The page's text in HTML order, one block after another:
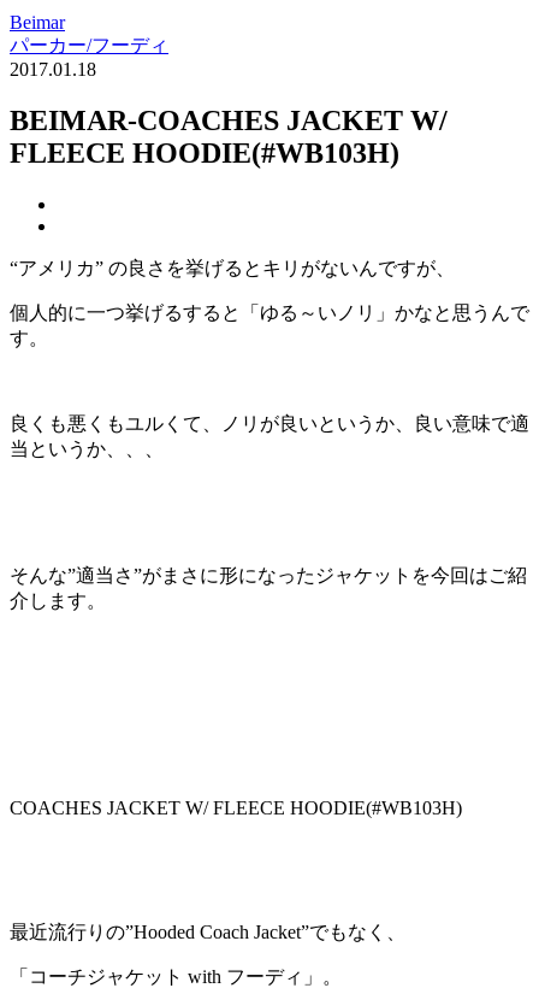
Beimar
パーカー/フーディ
2017.01.18
BEIMAR-COACHES JACKET W/
FLEECE HOODIE(#WB103H)
“アメリカ” の良さを挙げるとキリがないんですが、
個人的に一つ挙げるすると「ゆる～いノリ」かなと思うんで
す。
良くも悪くもユルくて、ノリが良いというか、良い意味で適
当というか、、、
そんな”適当さ”がまさに形になったジャケットを今回はご紹
介します。
COACHES JACKET W/ FLEECE HOODIE(#WB103H)
最近流行りの”Hooded Coach Jacket”でもなく、
「コーチジャケット with フーディ」。